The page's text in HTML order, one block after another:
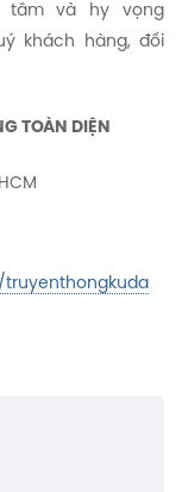
và hy vọng
khách hàng, đối
TOÀN DIỆN